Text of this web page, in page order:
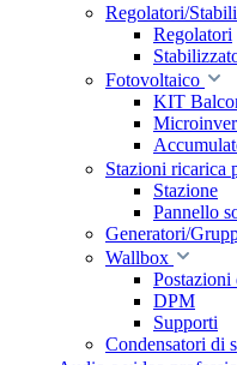
Regolatori/
Regolatori
Fotovoltaico
KIT
Stazioni ricarica
Stazione
Pannello
Generatori/
Wallbox
Postazioni
DPM
Supporti
Condensatori di